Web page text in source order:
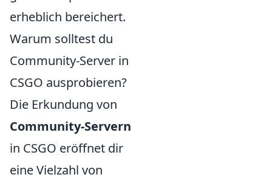
erheblich bereichert.
Warum solltest du
Community-Server in
CSGO ausprobieren?
Die Erkundung von
Community-Servern
in CSGO eröffnet dir
eine Vielzahl von